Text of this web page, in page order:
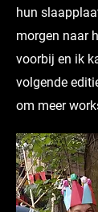
hun
morgen naar
voorbij en ik
volgende
om meer